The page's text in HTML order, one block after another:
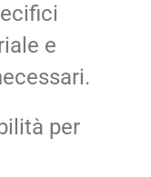
e
per